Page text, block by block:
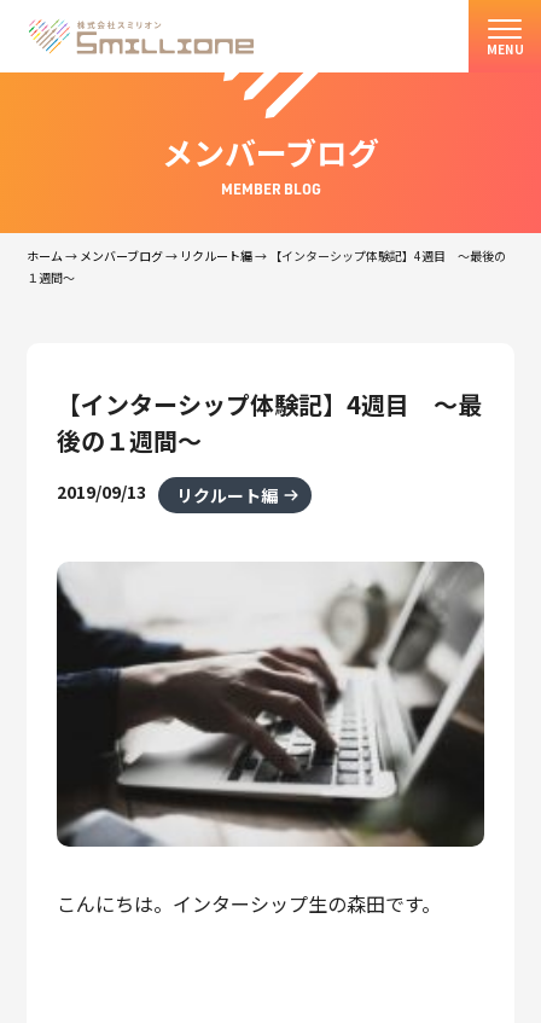
MENU
メンバーブログ
MEMBER BLOG
ホーム→ メンバーブログ→ リクルート編→ 【インターシップ体験記】4週目 ～最後の
１週間～
【インターシップ体験記】4週目 ～最
後の１週間～
2019/09/13 リクルート編
こんにちは。インターシップ生の森田です。